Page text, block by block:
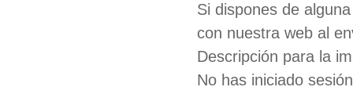
Si dispones de
con nuestra web al
Descripción para la
No has iniciado